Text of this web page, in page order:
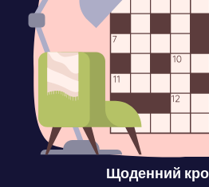
Щоденний